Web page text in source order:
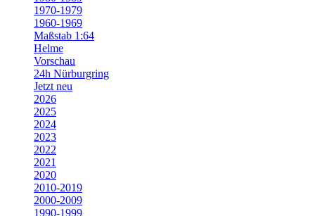
1970-1979
1960-1969
Maßstab 1:64
Helme
Vorschau
24h Nürburgring
Jetzt neu
2026
2025
2024
2023
2022
2021
2020
2010-2019
2000-2009
1990-1999